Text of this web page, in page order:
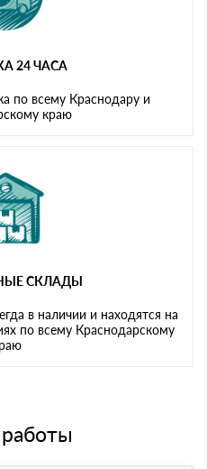
24 ЧАСА
по всему Краснодару и
краю
СКЛАДЫ
в наличии и находятся на
по всему Краснодарскому